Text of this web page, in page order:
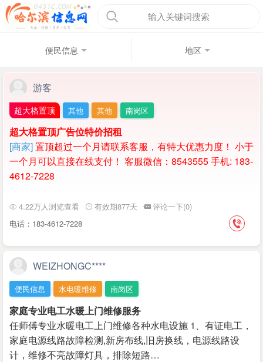
输入关键词搜索
便民信息 地区
游客
超大格置顶 其他 其他 南岗区
超大格置顶广告位特价招租
[商家]置顶超过一个月请联系客服，有特大优惠力度！ 小于
一个月可以直接在线支付！ 客服微信：8543555 手机: 183-
4612-7228
4.22万人浏览查看 有效期877天
评论一下(0)
电话：183-4612-7228
WEIZHONGC****
便民信息 水电暖维修 南岗区
家庭专业电工水暖上门维修服务
任师傅专业水暖电工上门维修各种水电设施 1、有证电工，
家庭电源线路故障检测,新房布线,旧房换线，电源线路设
计，维修不亮故障灯具，排除短路…